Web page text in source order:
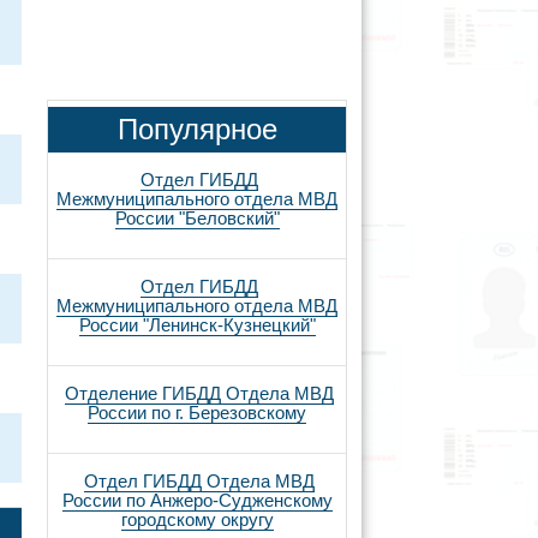
Популярное
Отдел ГИБДД
Межмуниципального отдела МВД
России "Беловский"
Отдел ГИБДД
Межмуниципального отдела МВД
России "Ленинск-Кузнецкий"
Отделение ГИБДД Отдела МВД
России по г. Березовскому
Отдел ГИБДД Отдела МВД
России по Анжеро-Судженскому
городскому округу